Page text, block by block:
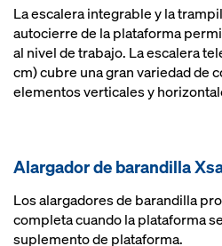
La escalera integrable y la
autocierre de la plataforma
al nivel de trabajo. La escalera
cm) cubre una gran variedad de
elementos verticales y
Alargador de barandilla
Los alargadores de barandilla
completa cuando la plataforma
suplemento de plataforma.